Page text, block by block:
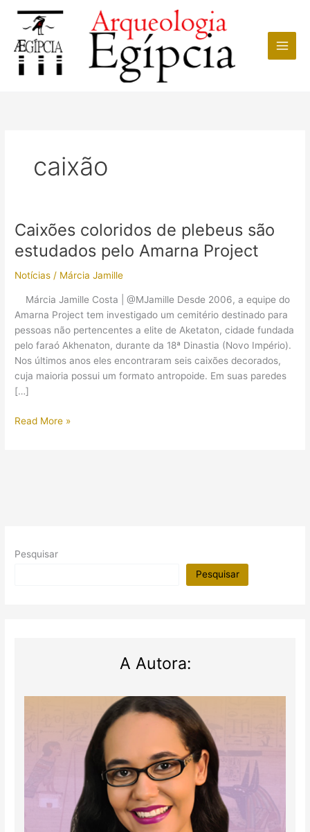
conteúdo
caixão
Caixões coloridos de plebeus são
estudados pelo Amarna Project
Notícias / Márcia Jamille
Márcia Jamille Costa | @MJamille Desde 2006, a equipe do
Amarna Project tem investigado um cemitério destinado para
pessoas não pertencentes a elite de Aketaton, cidade fundada
pelo faraó Akhenaton, durante da 18ª Dinastia (Novo Império).
Nos últimos anos eles encontraram seis caixões decorados,
cuja maioria possui um formato antropoide. Em suas paredes
[…]
Caixões
Read More »
Pesquisar
Pesquisar
A Autora: